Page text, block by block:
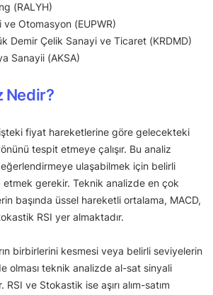
(RALYH)
ve Otomasyon (EUPWR)
Demir Çelik Sanayi ve Ticaret (KRDMD)
Sanayii (AKSA)
Nedir?
fiyat hareketlerine göre gelecekteki
tespit etmeye çalışır. Bu analiz
ulaşabilmek için belirli
gerekir. Teknik analizde en çok
başında üssel hareketli ortalama, MACD,
RSI yer almaktadır.
birbirlerini kesmesi veya belirli seviyelerin
olması teknik analizde al-sat sinyali
ve Stokastik ise aşırı alım-satım